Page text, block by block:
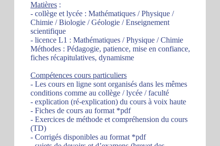
Matières :
- collège et lycée : Mathématiques / Physique /
Chimie / Biologie / Géologie / Enseignement
scientifique
- licence L1 : Mathématiques / Physique / Chimie
Méthodes : Pédagogie, patience, mise en confiance,
fiches récapitulatives, dynamisme
Compétences cours particuliers
- Les cours en ligne sont organisés dans les mêmes
conditions comme au collège / lycée / faculté
- explication (ré-explication) du cours à voix haute
- Fiches de cours au format *pdf
- Exercices de méthode et compréhension du cours
(TD)
- Corrigés disponibles au format *pdf